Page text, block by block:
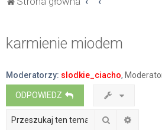
karmienie miodem
Moderatorzy: slodkie_ciacho,
ODPOWIEDZ
Szukaj